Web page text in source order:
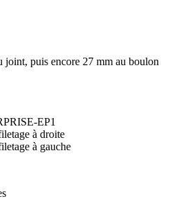
joint, puis encore 27 mm au boulon
EP1
à droite
à gauche